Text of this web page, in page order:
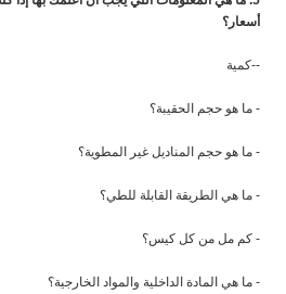
أسعار؟
--كمية
- ما هو حجم الحقيبة؟
- ما هو حجم المناديل غير المطوية؟
- ما هي الطريقة القابلة للطي؟
- كم مل من كل كيس؟
- ما هي المادة الداخلية والمواد الخارجية؟